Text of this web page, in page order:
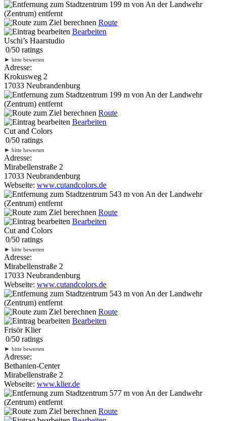
199 m von An der Landwehr
(Zentrum) entfernt
Route
Bearbeiten
Uschi’s Haarstudio
0/50 ratings
► bitte bewerten
Adresse:
Krokusweg 2
17033 Neubrandenburg
199 m von An der Landwehr
(Zentrum) entfernt
Route
Bearbeiten
Cut and Colors
0/50 ratings
► bitte bewerten
Adresse:
Mirabellenstraße 2
17033 Neubrandenburg
Webseite: www.cutandcolors.de
543 m von An der Landwehr
(Zentrum) entfernt
Route
Bearbeiten
Cut and Colors
0/50 ratings
► bitte bewerten
Adresse:
Mirabellenstraße 2
17033 Neubrandenburg
Webseite: www.cutandcolors.de
543 m von An der Landwehr
(Zentrum) entfernt
Route
Bearbeiten
Frisör Klier
0/50 ratings
► bitte bewerten
Adresse:
Bethanien-Center
Mirabellenstraße 2
Webseite: www.klier.de
577 m von An der Landwehr
(Zentrum) entfernt
Route